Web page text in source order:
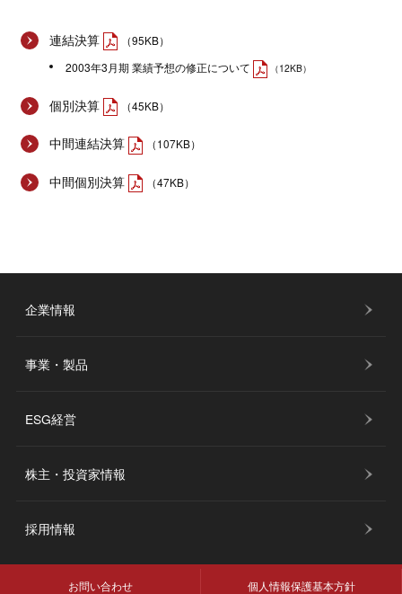
連結決算
（95KB）
2003年3月期 業績予想の修正について
（12KB）
個別決算 （45KB）
中間連結決算 （107KB）
中間個別決算 （47KB）
企業情報
事業・製品
ESG経営
株主・投資家情報
採用情報
お問い合わせ 個人情報保護基本方針